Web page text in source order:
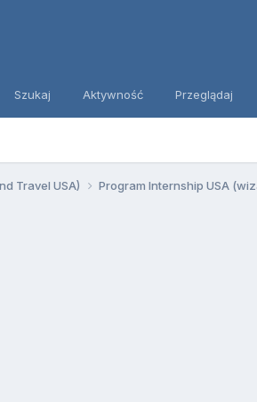
Szukaj Aktywność Przeglądaj
Travel USA) Program Internship USA